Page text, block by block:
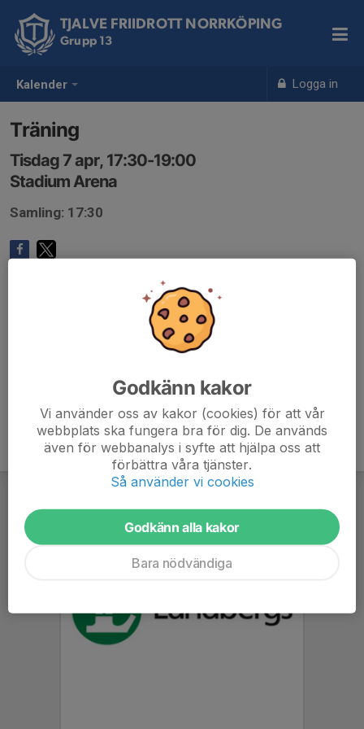
Kalender Logga in
TJALVE FRIIDROTT NORRKÖPING
Grupp 13
Träning
Tisdag 7 apr, 17:30-19:00
Stadium Arena
Samling: 17:30
Godkänn kakor
Vi använder oss av kakor (cookies) för att vår
webbplats ska fungera bra för dig. De används
även för webbanalys i syfte att hjälpa oss att
förbättra våra tjänster.
Så använder vi cookies
Godkänn alla kakor
Bara nödvändiga